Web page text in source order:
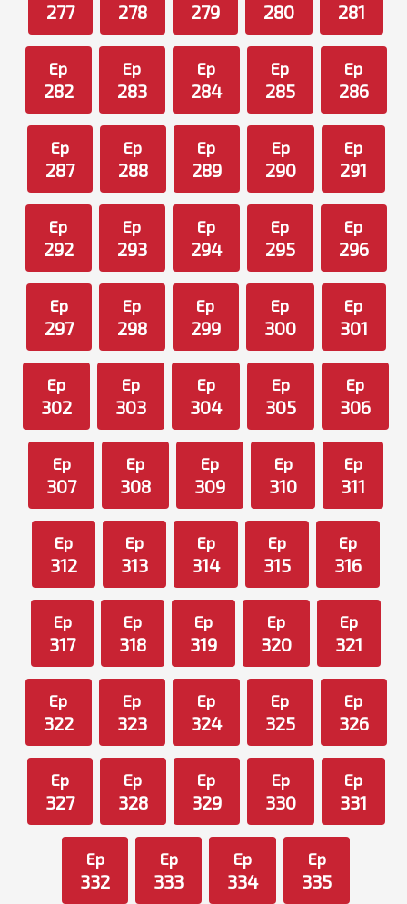
277 278 279 280 281
Ep
282
Ep
283
Ep
284
Ep
285
Ep
286
Ep
287
Ep
288
Ep
289
Ep
290
Ep
291
Ep
292
Ep
293
Ep
294
Ep
295
Ep
296
Ep
297
Ep
298
Ep
299
Ep
300
Ep
301
Ep
302
Ep
303
Ep
304
Ep
305
Ep
306
Ep
307
Ep
308
Ep
309
Ep
310
Ep
311
Ep
312
Ep
313
Ep
314
Ep
315
Ep
316
Ep
317
Ep
318
Ep
319
Ep
320
Ep
321
Ep
322
Ep
323
Ep
324
Ep
325
Ep
326
Ep
327
Ep
328
Ep
329
Ep
330
Ep
331
Ep
332
Ep
333
Ep
334
Ep
335